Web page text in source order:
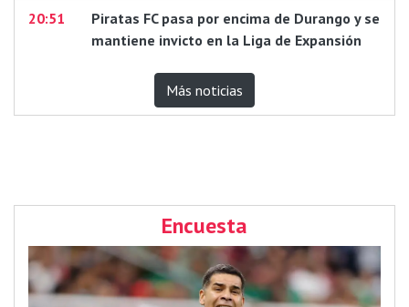
20:51
Piratas FC pasa por encima de Durango y se
mantiene invicto en la Liga de Expansión
Más noticias
Encuesta